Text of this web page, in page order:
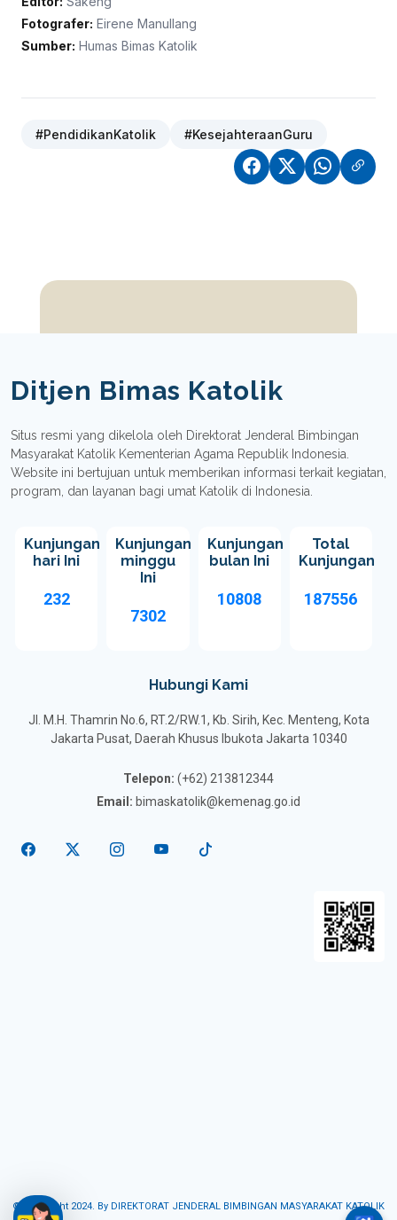
Fotografer: Eirene Manullang
Sumber: Humas Bimas Katolik
#PendidikanKatolik #KesejahteraanGuru
Ditjen Bimas Katolik
Situs resmi yang dikelola oleh Direktorat Jenderal Bimbingan
Masyarakat Katolik Kementerian Agama Republik Indonesia.
Website ini bertujuan untuk memberikan informasi terkait kegiatan,
program, dan layanan bagi umat Katolik di Indonesia.
Kunjungan
hari Ini
232
Kunjungan
minggu
Ini
7302
Kunjungan
bulan Ini
10808
Total
Kunjungan
187556
Hubungi Kami
Jl. M.H. Thamrin No.6, RT.2/RW.1, Kb. Sirih, Kec. Menteng, Kota
Jakarta Pusat, Daerah Khusus Ibukota Jakarta 10340
Telepon: (+62) 213812344
Email: bimaskatolik@kemenag.go.id
© Copyright 2024. By DIREKTORAT JENDERAL BIMBINGAN MASYARAKAT KATOLIK